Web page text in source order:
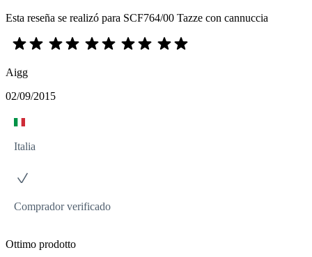
Esta reseña se realizó para SCF764/00 Tazze con cannuccia
Aigg
02/09/2015
Italia
Comprador verificado
Ottimo prodotto